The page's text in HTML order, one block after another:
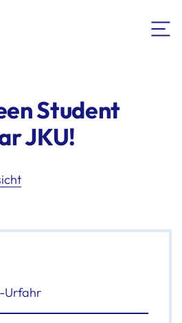
Student
JKU!
Urfahr